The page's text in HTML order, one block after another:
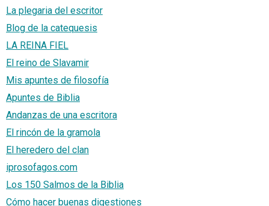
La plegaria del escritor
Blog de la catequesis
LA REINA FIEL
El reino de Slavamir
Mis apuntes de filosofía
Apuntes de Biblia
Andanzas de una escritora
El rincón de la gramola
El heredero del clan
iprosofagos.com
Los 150 Salmos de la Biblia
Cómo hacer buenas digestiones